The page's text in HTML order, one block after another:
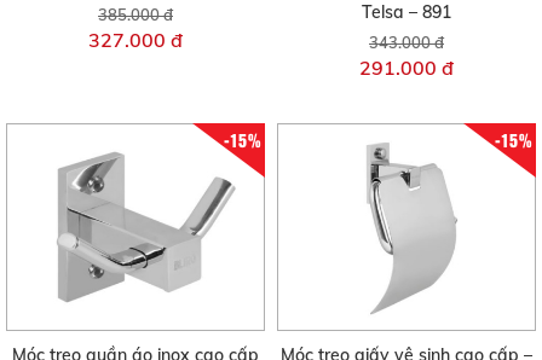
385.000 đ
327.000 đ
Telsa – 891
343.000 đ
291.000 đ
-15%
Móc treo quần áo inox cao cấp
-15%
Móc treo giấy vệ sinh cao cấp –